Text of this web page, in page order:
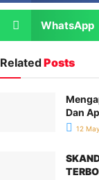
WhatsApp
RelatedPosts
Dan
12